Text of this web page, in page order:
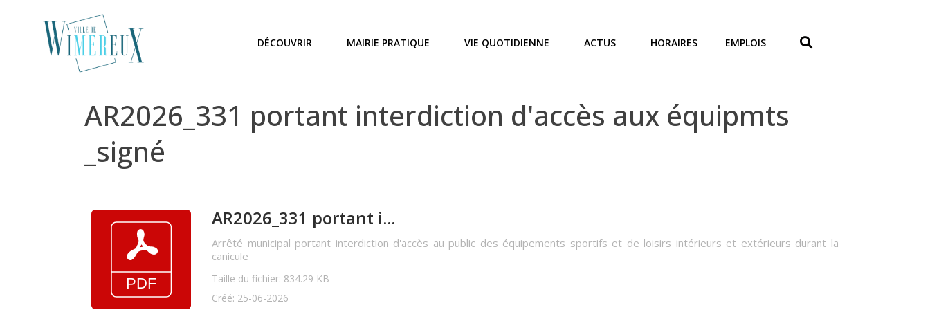
DÉCOUVRIR MAIRIE PRATIQUE VIE QUOTIDIENNE ACTUS HORAIRES EMPLOIS
AR2026_331 portant interdiction d'accès aux équipmts
_signé
AR2026_331 portant i...
Arrêté municipal portant interdiction d'accès au public des équipements sportifs et de loisirs intérieurs et extérieurs durant la
canicule
Taille du fichier: 834.29 KB
Créé: 25-06-2026